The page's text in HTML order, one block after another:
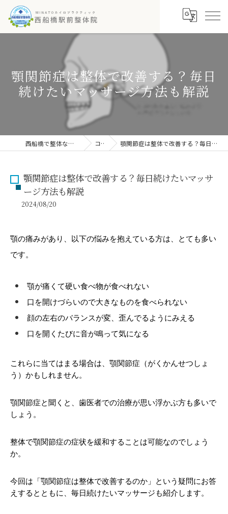
顎関節症は整体で改善する？毎日
続けたいマッサージ方法も解説
西船橋で整体なら西船橋駅前整体院 コラム 顎関節症は整体で改善する？毎日続けたいマッサージ方法も解説
顎関節症は整体で改善する？毎日続けたいマッサ
ージ方法も解説
2024/08/20
顎の痛みがあり、以下の悩みを抱えている方は、とても多い
です。
顎が痛くて硬い食べ物が食べれない
口を開けづらいので大きなものを食べられない
顔の左右のバランスが変、歪んでるようにみえる
口を開くたびに音が鳴って気になる
これらに当てはまる場合は、顎関節症（がくかんせつしょ
う）かもしれません。
顎関節症と聞くと、歯医者での治療が思い浮かぶ方も多いで
しょう。
整体で顎関節症の症状を緩和することは可能なのでしょう
か。
今回は「顎関節症は整体で改善するのか」という疑問にお答
えするとともに、毎日続けたいマッサージも紹介します。